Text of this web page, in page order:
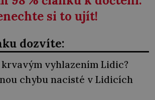
si to ujít!
dozvíte:
vyhlazením Lidic?
chybu nacisté v Lidicích